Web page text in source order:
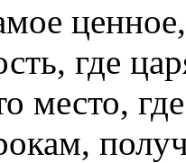
где
место,